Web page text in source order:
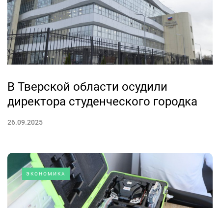
В Тверской области осудили
директора студенческого городка
26.09.2025
ЭКОНОМИКА